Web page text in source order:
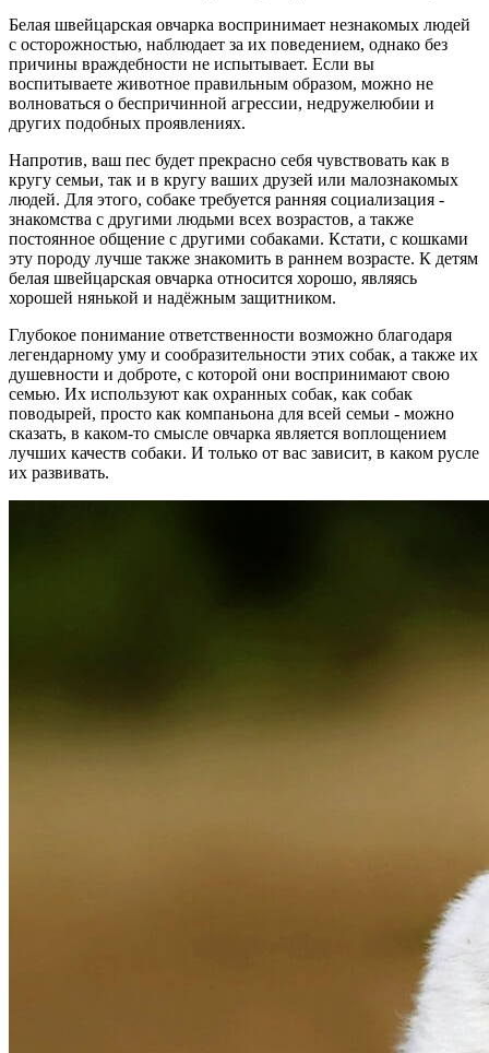
Белая швейцарская овчарка воспринимает незнакомых людей
с осторожностью, наблюдает за их поведением, однако без
причины враждебности не испытывает. Если вы
воспитываете животное правильным образом, можно не
волноваться о беспричинной агрессии, недружелюбии и
других подобных проявлениях.
Напротив, ваш пес будет прекрасно себя чувствовать как в
кругу семьи, так и в кругу ваших друзей или малознакомых
людей. Для этого, собаке требуется ранняя социализация -
знакомства с другими людьми всех возрастов, а также
постоянное общение с другими собаками. Кстати, с кошками
эту породу лучше также знакомить в раннем возрасте. К детям
белая швейцарская овчарка относится хорошо, являясь
хорошей нянькой и надёжным защитником.
Глубокое понимание ответственности возможно благодаря
легендарному уму и сообразительности этих собак, а также их
душевности и доброте, с которой они воспринимают свою
семью. Их используют как охранных собак, как собак
поводырей, просто как компаньона для всей семьи - можно
сказать, в каком-то смысле овчарка является воплощением
лучших качеств собаки. И только от вас зависит, в каком русле
их развивать.